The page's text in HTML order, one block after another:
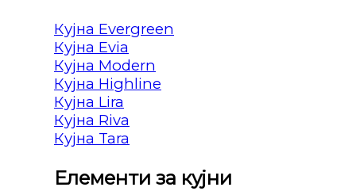
Кујна Evergreen
Кујна Evia
Кујна Modern
Кујна Highline
Кујна Lira
Кујна Riva
Кујна Tara
Елементи за кујни